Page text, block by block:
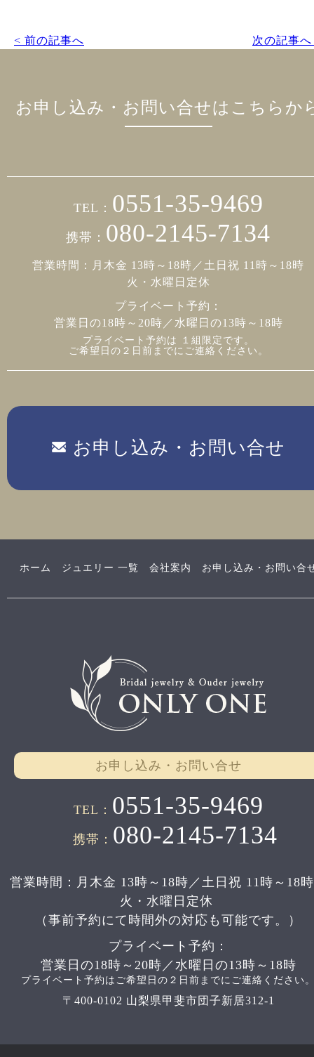
< 前の記事へ 次の記事
お申し込み・お問い合せはこちらか
TEL： 0551-35-9469
携帯： 080-2145-7134
営業時間：月木金 13時～18時／土日祝 11時～18時
火・水曜日定休
プライベート予約：
営業日の18時～20時／水曜日の13時～18時
プライベート予約は １組限定です。
ご希望日の２日前までにご連絡ください。
お申し込み・お問い合せ
ホーム ジュエリー 一覧 会社案内 お申し込み・お問い合
お申し込み・お問い合せ
TEL： 0551-35-9469
携帯： 080-2145-7134
営業時間：月木金 13時～18時／土日祝 11時～18
火・水曜日定休
（事前予約にて時間外の対応も可能です。）
プライベート予約：
営業日の18時～20時／水曜日の13時～18時
プライベート予約はご希望日の２日前までにご連絡ください
〒400-0102 山梨県甲斐市団子新居312-1